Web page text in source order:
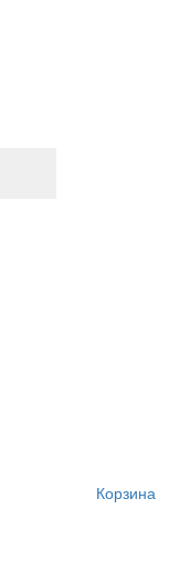
Корзина